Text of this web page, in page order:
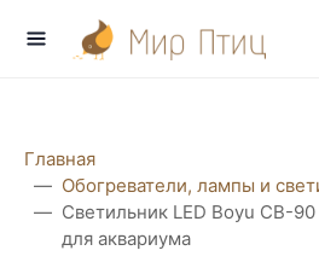
Главная
Обогреватели, лампы и
Светильник LED Boyu CB-
для аквариума